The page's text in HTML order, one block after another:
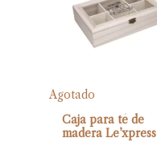
Agotado
Caja para té de
madera Le’xpress